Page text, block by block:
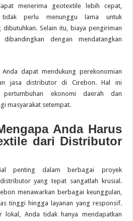
menerima geotextile lebih cepat,
perlu menunggu lama untuk
Selain itu, biaya pengiriman
dengan mendatangkan
Anda dapat mendukung perekonomian
jasa distributor di Cirebon. Hal ini
pertumbuhan ekonomi daerah dan
masyarakat setempat.
Anda Harus
dari Distributor
penting dalam berbagai proyek
yang tepat sangatlah krusial.
menawarkan berbagai keunggulan,
tinggi hingga layanan yang responsif.
lokal, Anda tidak hanya mendapatkan